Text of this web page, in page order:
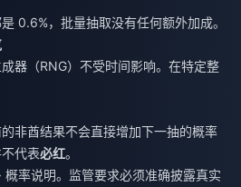
0.6%，批量抽取没有任何额外加成。
器（RNG）不受时间影响。在特定整
非酋结果不会直接增加下一抽的概率
代表必红。
率说明。监管要求必须准确披露真实